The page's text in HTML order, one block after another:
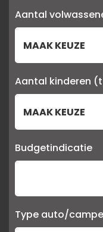
Aantal
Aantal kinderen
Budgetindicatie
Type auto/